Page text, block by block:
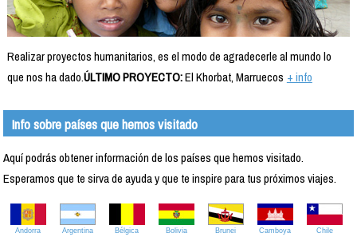
Realizar proyectos humanitarios, es el modo de agradecerle al mundo lo
que nos ha dado.ÚLTIMO PROYECTO:El Khorbat, Marruecos + info
Info sobre países que hemos visitado
Aquí podrás obtener información de los países que hemos visitado.
Esperamos que te sirva de ayuda y que te inspire para tus próximos viajes.
Andorra Argentina Bélgica Bolivia Brunei Camboya Chile